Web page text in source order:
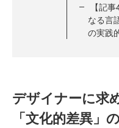
【記
なる言
の実践
デザイナーに求
「文化的差異」